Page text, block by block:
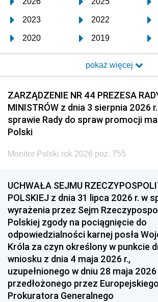
2023 2022
2020 2019
2017 2016
2014 2013
2011 2010
2008 2007
2005
1996 1995
1993 1992
1990 1989
1987 1986
1984 1983
1981 1980
1978 1977
pokaż więcej
ZARZĄDZENIE NR 44 PREZESA
MINISTRÓW z dnia 3 sierpnia 2026
sprawie Rady do spraw promocji
Polski
Monitor Polski rok 2026 poz. 755
UCHWAŁA SEJMU
POLSKIEJ z dnia 31 lipca 2026 r. w
wyrażenia przez Sejm
Polskiej zgody na pociągnięcie do
odpowiedzialności karnej posła
Króla za czyn określony w punkcie
wniosku z dnia 4 maja 2026 r.,
uzupełnionego w dniu 28 maja 2026
przedłożonego przez Europejskiego
Prokuratora Generalnego